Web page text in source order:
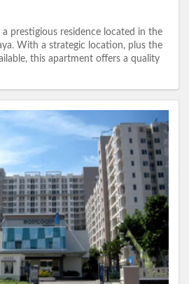
a prestigious residence located in the
With a strategic location, plus the
this apartment offers a quality